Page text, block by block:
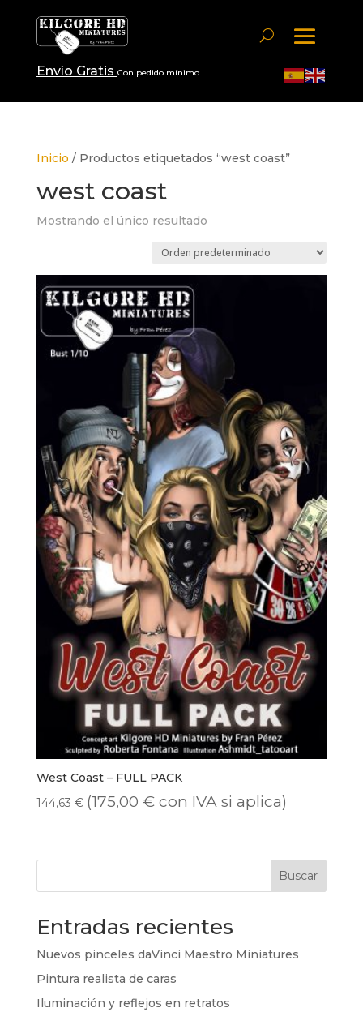
Envío Gratis Con pedido mínimo
Inicio / Productos etiquetados “west coast”
west coast
Mostrando el único resultado
West Coast – FULL PACK
144,63 € (175,00 €con IVA si aplica)
Buscar
Entradas recientes
Nuevos pinceles daVinci Maestro Miniatures
Pintura realista de caras
Iluminación y reflejos en retratos